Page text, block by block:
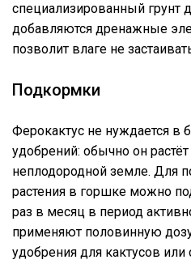
специализированный грунт
добавляются дренажные
позволит влаге не
Подкормки
Ферокактус не нуждается в
удобрений: обычно он
неплодородной земле. Для
растения в горшке можно
раз в месяц в период
применяют половинную
удобрения для кактусов или